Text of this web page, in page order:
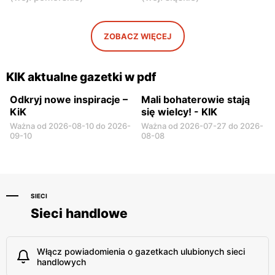
Warka, ul. Puławska 30B Pułtusk, ul. Nowy Rynek 2
ZOBACZ WIĘCEJ
KIK aktualne gazetki w pdf
Odkryj nowe inspiracje –
KiK
Ważna od 2026-08-10 do 2026-
09-10
Mali bohaterowie stają
się wielcy! - KIK
Ważna od 2026-07-27 do 2026-
08-08
SIECI
Sieci handlowe
Włącz powiadomienia o gazetkach ulubionych sieci
handlowych